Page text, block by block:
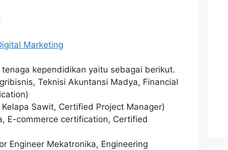
Marketing
kependidikan yaitu sebagai berikut.
Teknisi Akuntansi Madya, Financial
Sawit, Certified Project Manager)
E-commerce certification, Certified
Engineer Mekatronika, Engineering